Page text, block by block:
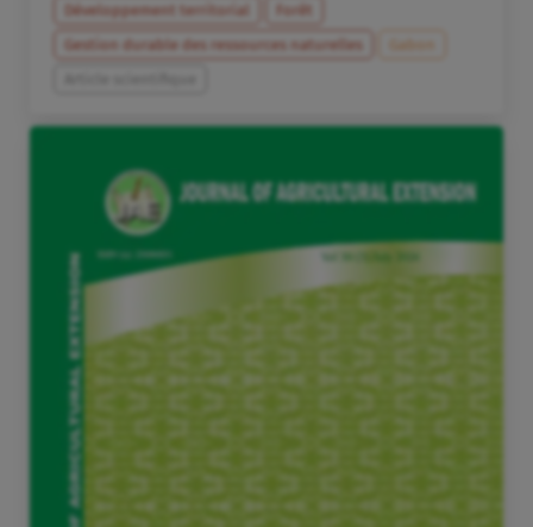
Développement territorial
Forêt
Gestion durable des ressources naturelles
Gabon